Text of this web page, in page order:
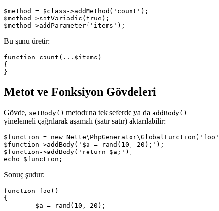
$method = $class->addMethod('count');
$method->setVariadic(true);
Bu şunu üretir:
function count(...$items)
{
Metot ve Fonksiyon Gövdeleri
Gövde, setBody() metoduna tek seferde ya da addBody()
yinelemeli çağrılarak aşamalı (satır satır) aktarılabilir:
$function = new
$function->addBody('$a = rand(10, 20);');
$function->addBody('return $a;');
Sonuç şudur:
function foo()
{